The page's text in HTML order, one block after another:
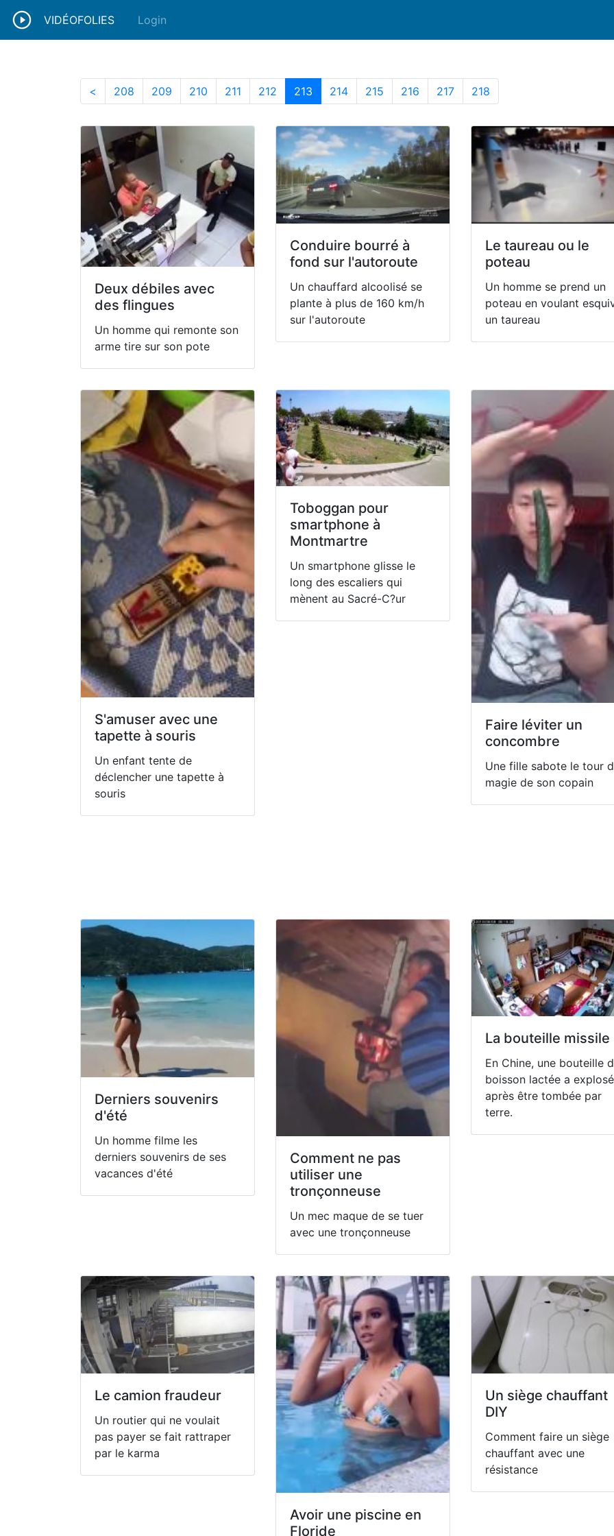
VIDÉOFOLIES Login
< 208 208209 209210 211 212 213 Page courrante
214214 215 216 217217 218
Deux débiles avec
des flingues
Un homme qui remonte son
arme tire sur son pote
Conduire bourré à
fond sur l'autoroute
Un chauffard alcoolisé se
plante à plus de 160 km/h
sur l'autoroute
Le taureau ou le
poteau
Un homme se prend un
poteau en voulant
un taureau
S'amuser avec une
tapette à souris
Un enfant tente de
déclencher une tapette à
souris
Toboggan pour
smartphone à
Montmartre
Un smartphone glisse le
long des escaliers qui
mènent au Sacré-C?ur
Faire léviter un
concombre
Une fille sabote le tour
magie de son copain
Derniers souvenirs
d'été
Un homme filme les
derniers souvenirs de ses
vacances d'été
Comment ne pas
utiliser une
tronçonneuse
Un mec maque de se tuer
avec une tronçonneuse
La bouteille missile
En Chine, une bouteille
boisson lactée a explosé
après être tombée par
terre.
Le camion fraudeur
Un routier qui ne voulait
pas payer se fait rattraper
par le karma
Avoir une piscine en
Floride
Un siège chauffant
DIY
Comment faire un siège
chauffant avec une
résistance